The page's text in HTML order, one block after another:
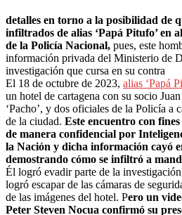
detalles en torno a la posibilidad de
infiltrados de alias ‘Papá Pitufo’ en
de la Policía Nacional, pues, este
información privada del Ministerio de
investigación que cursa en su contra
El 18 de octubre de 2023, alias ‘Papá
un hotel de cartagena con su socio
‘Pacho’, y dos oficiales de la Policía a
de la ciudad. Este encuentro con
de manera confidencial por
la Nación y dicha información cayó
demostrando cómo se infiltró a
Él logró evadir parte de la
logró escapar de las cámaras de
de las imágenes del hotel. Pero un
Peter Steven Nocua confirmó su